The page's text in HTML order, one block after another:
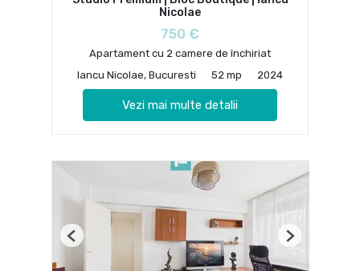
Nicolae
750 €
Apartament cu 2 camere de închiriat
Iancu Nicolae, Bucuresti
52 mp 2024
Vezi mai multe detalii
Previous Next